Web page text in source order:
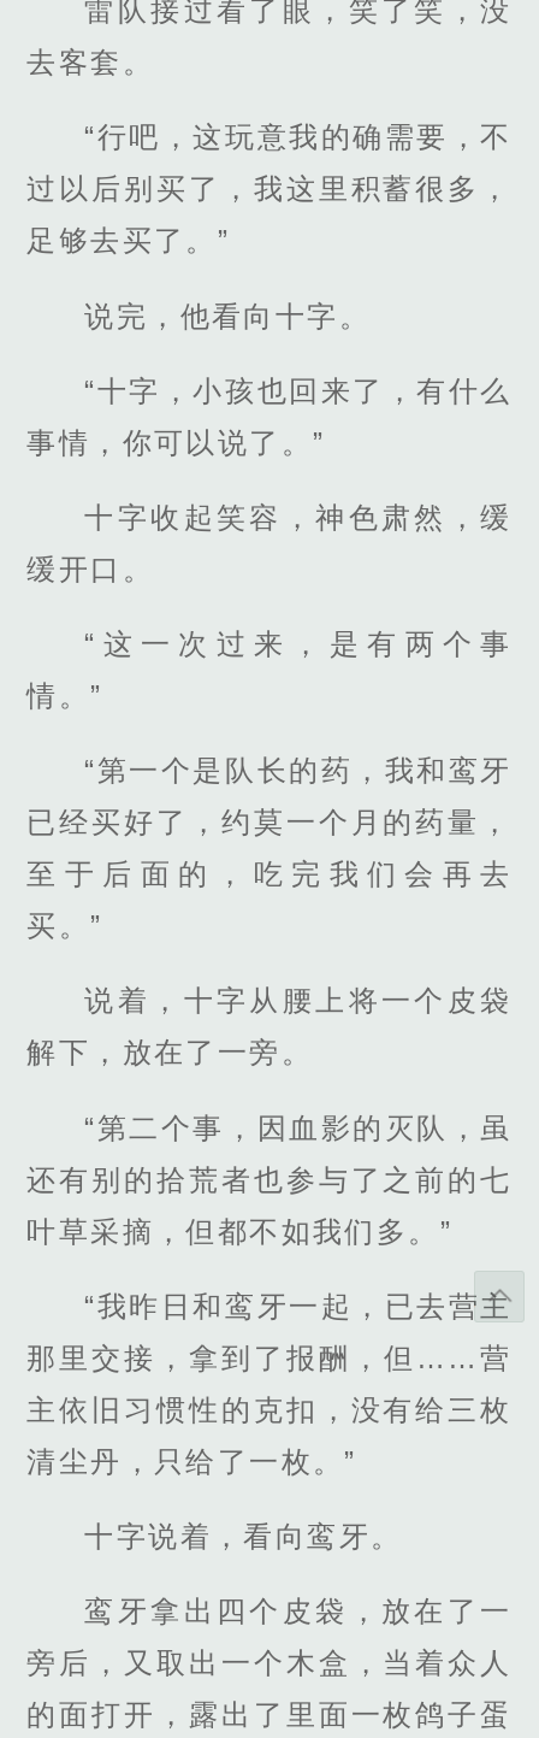
雷队接过看了眼，笑了笑，没
去客套。
“行吧，这玩意我的确需要，不
过以后别买了，我这里积蓄很多，
足够去买了。”
说完，他看向十字。
“十字，小孩也回来了，有什么
事情，你可以说了。”
十字收起笑容，神色肃然，缓
缓开口。
“这一次过来，是有两个事
情。”
“第一个是队长的药，我和鸾牙
已经买好了，约莫一个月的药量，
至于后面的，吃完我们会再去
买。”
说着，十字从腰上将一个皮袋
解下，放在了一旁。
“第二个事，因血影的灭队，虽
还有别的拾荒者也参与了之前的七
叶草采摘，但都不如我们多。”
“我昨日和鸾牙一起，已去营主
那里交接，拿到了报酬，但……营
主依旧习惯性的克扣，没有给三枚
清尘丹，只给了一枚。”
十字说着，看向鸾牙。
鸾牙拿出四个皮袋，放在了一
旁后，又取出一个木盒，当着众人
的面打开，露出了里面一枚鸽子蛋